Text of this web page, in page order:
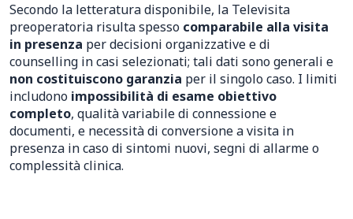
Secondo la letteratura disponibile, la Televisita
preoperatoria risulta spesso comparabile alla visita
in presenza per decisioni organizzative e di
counselling in casi selezionati; tali dati sono generali e
non costituiscono garanzia per il singolo caso. I limiti
includono impossibilità di esame obiettivo
completo, qualità variabile di connessione e
documenti, e necessità di conversione a visita in
presenza in caso di sintomi nuovi, segni di allarme o
complessità clinica.